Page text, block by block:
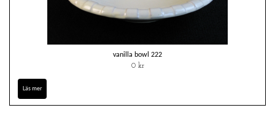
vanilla bowl 222
0 kr
Läs mer